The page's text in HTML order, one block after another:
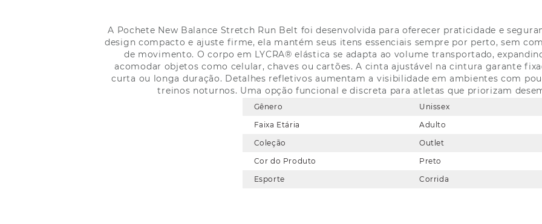
A Pochete New Balance Stretch Run Belt foi desenvolvida para oferecer praticidade e
design compacto e ajuste firme, ela mantém seus itens essenciais sempre por perto, sem
de movimento. O corpo em LYCRA® elástica se adapta ao volume transportado,
acomodar objetos como celular, chaves ou cartões. A cinta ajustável na cintura garante
curta ou longa duração. Detalhes refletivos aumentam a visibilidade em ambientes com
treinos noturnos. Uma opção funcional e discreta para atletas que priorizam
Gênero
Unissex
Faixa Etária
Adulto
Coleção
Outlet
Cor do Produto
Preto
Esporte
Corrida